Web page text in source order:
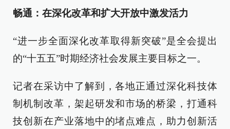
畅通：在深化改革和扩大开放中激发活力
“进一步全面深化改革取得新突破”是全会提出
的“十五五”时期经济社会发展主要目标之一。
记者在采访中了解到，各地正通过深化科技体
制机制改革，架起研发和市场的桥梁，打通科
技创新在产业落地中的堵点难点，助力创新活